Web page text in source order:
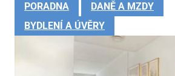
PORADNA
DANĚ A MZDY
BYDLENÍ A ÚVĚRY